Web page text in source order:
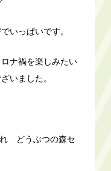
いっぱいです。
ナ禍を楽しみたい
いました。
どうぶつの森セ